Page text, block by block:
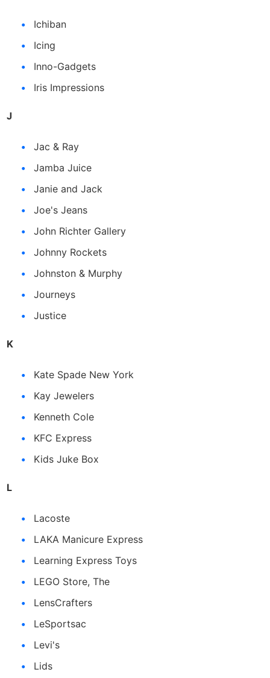
Ichiban
Icing
Inno-Gadgets
Iris Impressions
J
Jac & Ray
Jamba Juice
Janie and Jack
Joe's Jeans
John Richter Gallery
Johnny Rockets
Johnston & Murphy
Journeys
Justice
K
Kate Spade New York
Kay Jewelers
Kenneth Cole
KFC Express
Kids Juke Box
L
Lacoste
LAKA Manicure Express
Learning Express Toys
LEGO Store, The
LensCrafters
LeSportsac
Levi's
Lids